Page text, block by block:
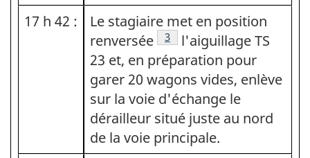
17 h 42 :
Le stagiaire met en position
renversée
Note de bas de page
3
l'aiguillage TS
23 et, en préparation pour
garer 20 wagons vides, enlève
sur la voie d'échange le
dérailleur situé juste au nord
de la voie principale.